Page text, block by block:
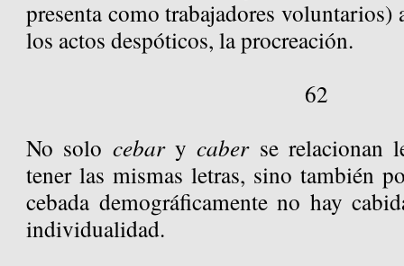
presenta como trabajadores voluntarios)
los actos despóticos, la procreación.
62
No solo cebarycaberse relacionan
tener las mismas letras, sino también
cebada demográficamente no hay
individualidad.